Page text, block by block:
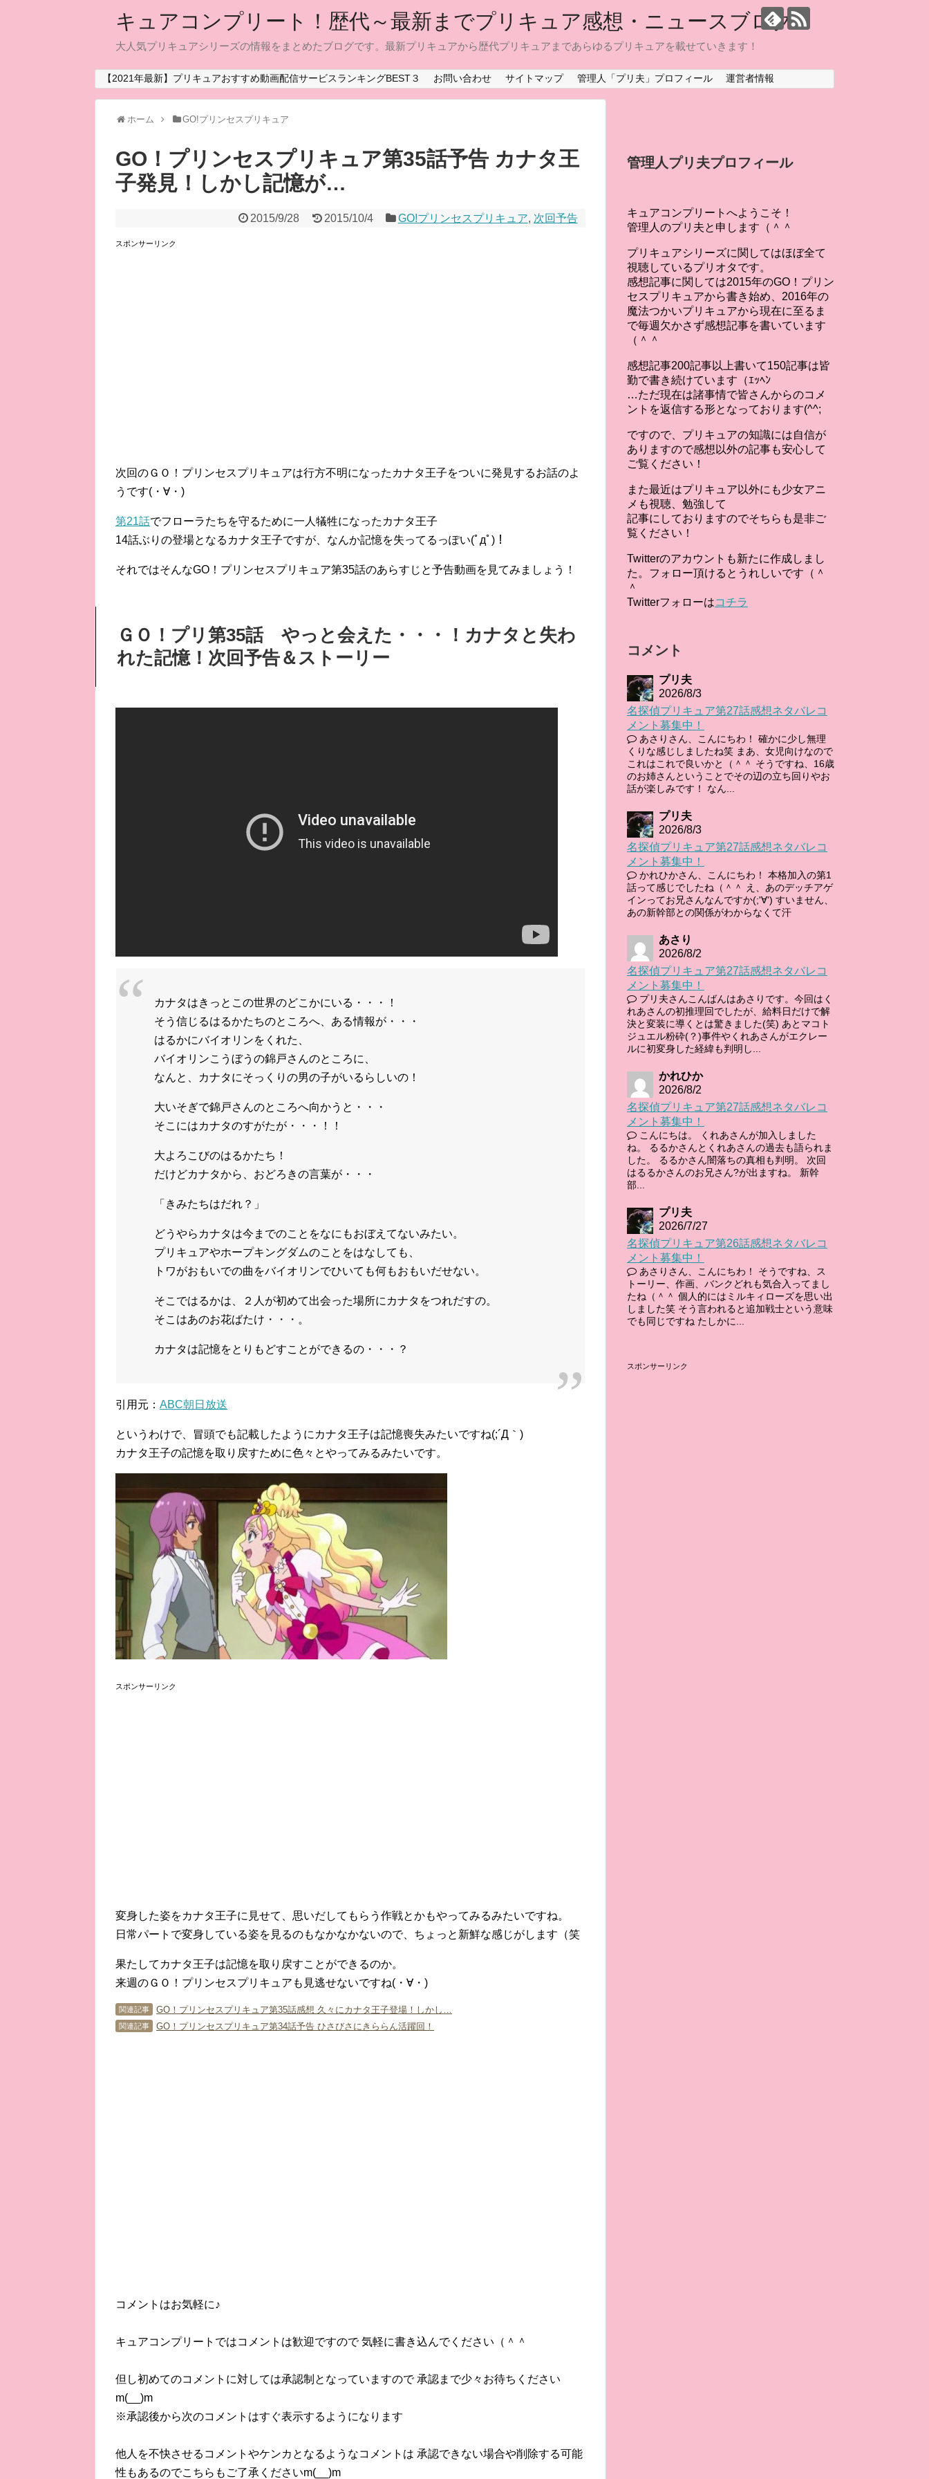
キュアコンプリート！歴代～最新までプリキュア感想・ニュースブログ
大人気プリキュアシリーズの情報をまとめたブログです。最新プリキュアから歴代プリキュアまであらゆるプリキュアを載せていきます！
【2021年最新】プリキュアおすすめ動画配信サービスランキングBEST３ お問い合わせ サイトマップ 管理人「プリ夫」プロフィール 運営者情報
ホーム GO!プリンセスプリキュア
GO！プリンセスプリキュア第35話予告 カナタ王
子発見！しかし記憶が…
2015/9/28 2015/10/4 GO!プリンセスプリキュア, 次回予告
スポンサーリンク
次回のＧＯ！プリンセスプリキュアは行方不明になったカナタ王子をついに発見するお話のよ
うです(・∀・)
第21話でフローラたちを守るために一人犠牲になったカナタ王子
14話ぶりの登場となるカナタ王子ですが、なんか記憶を失ってるっぽい(ﾟдﾟ)！
それではそんなGO！プリンセスプリキュア第35話のあらすじと予告動画を見てみましょう！
ＧＯ！プリ第35話 やっと会えた・・・！カナタと失わ
れた記憶！次回予告＆ストーリー
カナタはきっとこの世界のどこかにいる・・・！
そう信じるはるかたちのところへ、ある情報が・・・
はるかにバイオリンをくれた、
バイオリンこうぼうの錦戸さんのところに、
なんと、カナタにそっくりの男の子がいるらしいの！
大いそぎで錦戸さんのところへ向かうと・・・
そこにはカナタのすがたが・・・！！
大よろこびのはるかたち！
だけどカナタから、おどろきの言葉が・・・
「きみたちはだれ？」
どうやらカナタは今までのことをなにもおぼえてないみたい。
プリキュアやホープキングダムのことをはなしても、
トワがおもいでの曲をバイオリンでひいても何もおもいだせない。
そこではるかは、２人が初めて出会った場所にカナタをつれだすの。
そこはあのお花ばたけ・・・。
カナタは記憶をとりもどすことができるの・・・？
引用元： ABC朝日放送
というわけで、冒頭でも記載したようにカナタ王子は記憶喪失みたいですね(;´Д｀)
カナタ王子の記憶を取り戻すために色々とやってみるみたいです。
スポンサーリンク
変身した姿をカナタ王子に見せて、思いだしてもらう作戦とかもやってみるみたいですね。
日常パートで変身している姿を見るのもなかなかないので、ちょっと新鮮な感じがします（笑
果たしてカナタ王子は記憶を取り戻すことができるのか。
来週のＧＯ！プリンセスプリキュアも見逃せないですね(・∀・)
関連記事 GO！プリンセスプリキュア第35話感想 久々にカナタ王子登場！しかし…
関連記事 GO！プリンセスプリキュア第34話予告 ひさびさにきららん活躍回！
コメントはお気軽に♪
キュアコンプリートではコメントは歓迎ですので 気軽に書き込んでください（＾＾
但し初めてのコメントに対しては承認制となっていますので 承認まで少々お待ちください
m(__)m
※承認後から次のコメントはすぐ表示するようになります
他人を不快させるコメントやケンカとなるようなコメントは 承認できない場合や削除する可能
性もあるのでこちらもご了承くださいm(__)m
管理人プリ夫プロフィール
キュアコンプリートへようこそ！
管理人のプリ夫と申します（＾＾
プリキュアシリーズに関してはほぼ全て
視聴しているプリオタです。
感想記事に関しては2015年のGO！プリン
セスプリキュアから書き始め、2016年の
魔法つかいプリキュアから現在に至るま
で毎週欠かさず感想記事を書いています
（＾＾
感想記事200記事以上書いて150記事は皆
勤で書き続けています（ｴｯﾍﾝ
…ただ現在は諸事情で皆さんからのコメ
ントを返信する形となっております(^^;
ですので、プリキュアの知識には自信が
ありますので感想以外の記事も安心して
ご覧ください！
また最近はプリキュア以外にも少女アニ
メも視聴、勉強して
記事にしておりますのでそちらも是非ご
覧ください！
Twitterのアカウントも新たに作成しまし
た。フォロー頂けるとうれしいです（＾
＾
Twitterフォローはコチラ
コメント
プリ夫
2026/8/3
名探偵プリキュア第27話感想ネタバレコ
メント募集中！
あさりさん、こんにちわ！ 確かに少し無理
くりな感じしましたね笑 まあ、女児向けなので
これはこれで良いかと（＾＾ そうですね、16歳
のお姉さんということでその辺の立ち回りやお
話が楽しみです！ なん...
プリ夫
2026/8/3
名探偵プリキュア第27話感想ネタバレコ
メント募集中！
かれひかさん、こんにちわ！ 本格加入の第1
話って感じでしたね（＾＾ え、あのデッチアゲ
インってお兄さんなんですか(;'∀') すいません、
あの新幹部との関係がわからなくて汗
あさり
2026/8/2
名探偵プリキュア第27話感想ネタバレコ
メント募集中！
プリ夫さんこんばんはあさりです。今回はく
れあさんの初推理回でしたが、給料日だけで解
決と変装に導くとは驚きました(笑) あとマコト
ジュエル粉砕(？)事件やくれあさんがエクレー
ルに初変身した経緯も判明し...
かれひか
2026/8/2
名探偵プリキュア第27話感想ネタバレコ
メント募集中！
こんにちは。 くれあさんが加入しました
ね。 るるかさんとくれあさんの過去も語られま
した。 るるかさん闇落ちの真相も判明。 次回
はるるかさんのお兄さん?が出ますね。 新幹
部...
プリ夫
2026/7/27
名探偵プリキュア第26話感想ネタバレコ
メント募集中！
あさりさん、こんにちわ！ そうですね、ス
トーリー、作画、バンクどれも気合入ってまし
たね（＾＾ 個人的にはミルキィローズを思い出
しました笑 そう言われると追加戦士という意味
でも同じですね たしかに...
スポンサーリンク